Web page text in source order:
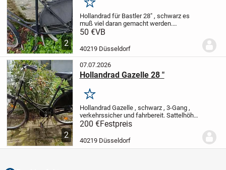
2
Merken
Hollandrad für Bastler 28" , schwarzes
muß viel daran gemacht werden.
Sattelhöhe : 100cm - 8cm ca.
50 €VB
40219 Düsseldorf
2
07.07.2026
Hollandrad Gazelle 28 "
Merken
Hollandrad Gazelle , schwarz , 3-Gang ,
verkehrssicher und fahrbereit. Sattelhöhe
: 100cm +/-Die Reifen sind auch noch in
sehr gutem Zustand.
200 €Festpreis
40219 Düsseldorf